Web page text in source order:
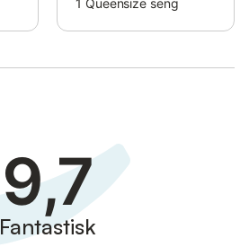
1 Queensize seng
9,7
Fantastisk